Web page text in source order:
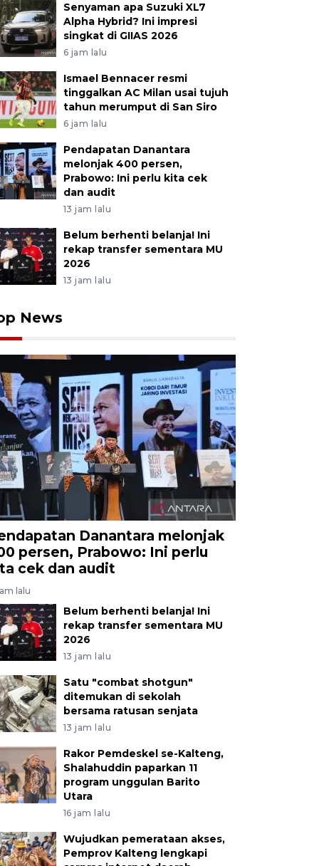
Senyaman apa Suzuki XL7
Alpha Hybrid? Ini impresi
singkat di GIIAS 2026
6 jam lalu
Ismael Bennacer resmi
tinggalkan AC Milan usai tujuh
tahun merumput di San Siro
6 jam lalu
Pendapatan Danantara
melonjak 400 persen,
Prabowo: Ini perlu kita cek
dan audit
13 jam lalu
Belum berhenti belanja! Ini
rekap transfer sementara MU
2026
13 jam lalu
News
Danantara melonjak
persen, Prabowo: Ini perlu
cek dan audit
lalu
Belum berhenti belanja! Ini
rekap transfer sementara MU
2026
13 jam lalu
Satu "combat shotgun"
ditemukan di sekolah
bersama ratusan senjata
13 jam lalu
Rakor Pemdeskel se-Kalteng,
Shalahuddin paparkan 11
program unggulan Barito
Utara
16 jam lalu
Wujudkan pemerataan akses,
Pemprov Kalteng lengkapi